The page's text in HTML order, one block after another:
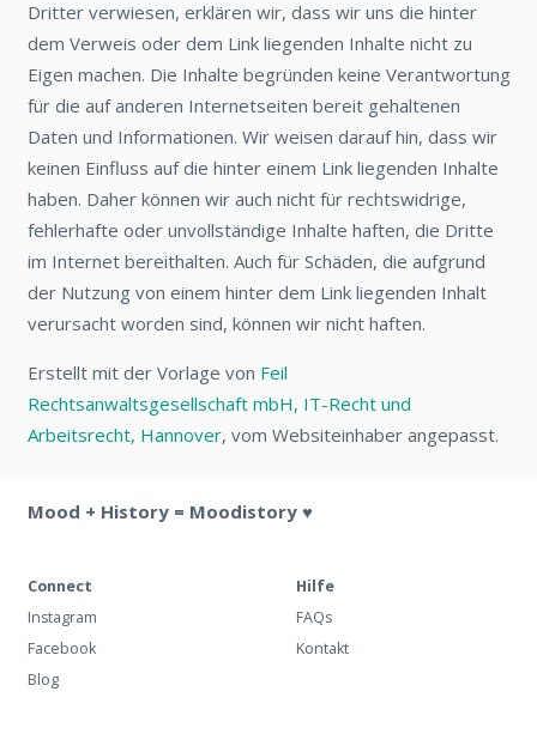
Dritter verwiesen, erklären wir, dass wir uns die hinter
dem Verweis oder dem Link liegenden Inhalte nicht zu
Eigen machen. Die Inhalte begründen keine Verantwortung
für die auf anderen Internetseiten bereit gehaltenen
Daten und Informationen. Wir weisen darauf hin, dass wir
keinen Einfluss auf die hinter einem Link liegenden Inhalte
haben. Daher können wir auch nicht für rechtswidrige,
fehlerhafte oder unvollständige Inhalte haften, die Dritte
im Internet bereithalten. Auch für Schäden, die aufgrund
der Nutzung von einem hinter dem Link liegenden Inhalt
verursacht worden sind, können wir nicht haften.
Erstellt mit der Vorlage von Feil
Rechtsanwaltsgesellschaft mbH, IT-Recht und
Arbeitsrecht, Hannover, vom Websiteinhaber angepasst.
Mood + History = Moodistory ♥
Connect
Instagram
Facebook
Blog
Hilfe
FAQs
Kontakt